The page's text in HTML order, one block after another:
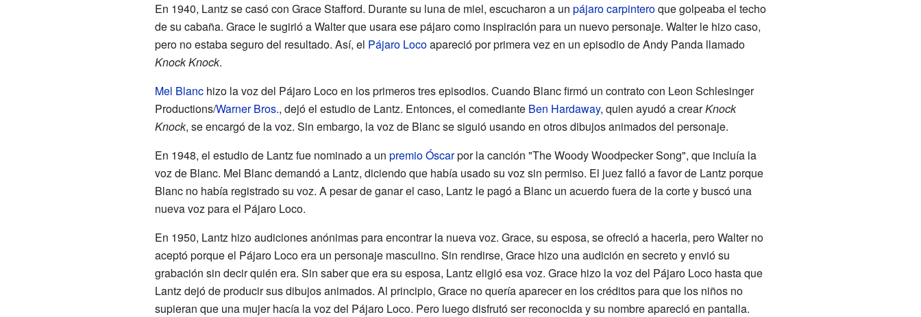
En 1940, Lantz se casó con Grace Stafford. Durante su luna de miel, escucharon a un pájaro carpinteroque golpeaba el techo
de su cabaña. Grace le sugirió a Walter que usara ese pájaro como inspiración para un nuevo personaje. Walter le hizo caso,
pero no estaba seguro del resultado. Así, el Pájaro Locoapareció por primera vez en un episodio de Andy Panda llamado
Knock Knock.
Mel Blanchizo la voz del Pájaro Loco en los primeros tres episodios. Cuando Blanc firmó un contrato con Leon Schlesinger
Productions/Warner Bros., dejó el estudio de Lantz. Entonces, el comediante Ben Hardaway, quien ayudó a crearKnock
Knock, se encargó de la voz. Sin embargo, la voz de Blanc se siguió usando en otros dibujos animados del personaje.
En 1948, el estudio de Lantz fue nominado a un premio Óscarpor la canción "The Woody Woodpecker Song", que incluía la
voz de Blanc. Mel Blanc demandó a Lantz, diciendo que había usado su voz sin permiso. El juez falló a favor de Lantz porque
Blanc no había registrado su voz. A pesar de ganar el caso, Lantz le pagó a Blanc un acuerdo fuera de la corte y buscó una
nueva voz para el Pájaro Loco.
En 1950, Lantz hizo audiciones anónimas para encontrar la nueva voz. Grace, su esposa, se ofreció a hacerla, pero Walter no
aceptó porque el Pájaro Loco era un personaje masculino. Sin rendirse, Grace hizo una audición en secreto y envió su
grabación sin decir quién era. Sin saber que era su esposa, Lantz eligió esa voz. Grace hizo la voz del Pájaro Loco hasta que
Lantz dejó de producir sus dibujos animados. Al principio, Grace no quería aparecer en los créditos para que los niños no
supieran que una mujer hacía la voz del Pájaro Loco. Pero luego disfrutó ser reconocida y su nombre apareció en pantalla.